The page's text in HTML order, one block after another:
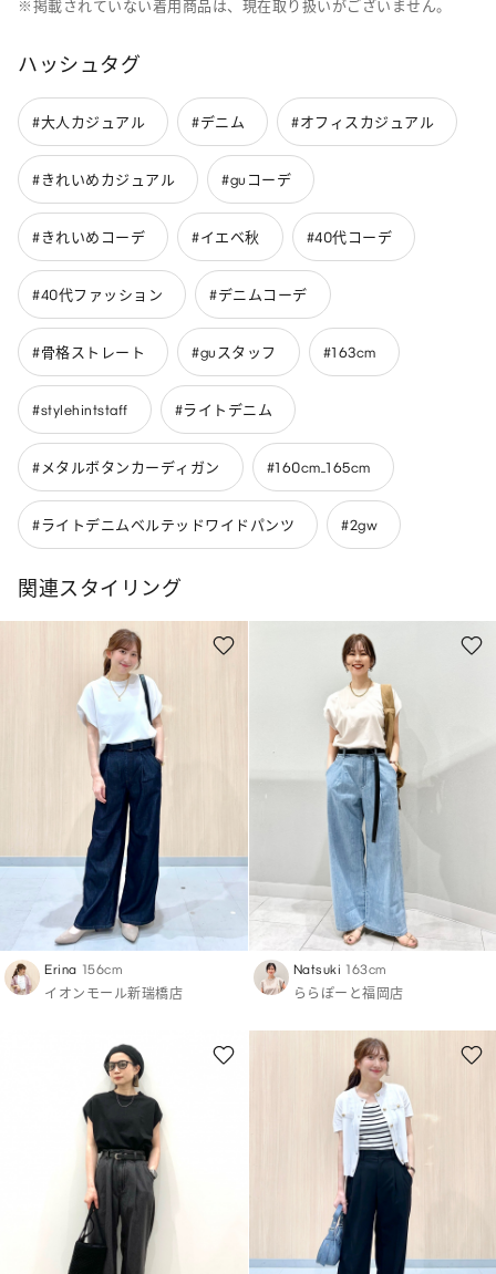
※掲載されていない着用商品は、現在取り扱いがございません。
ハッシュタグ
#大人カジュアル #デニム #オフィスカジュアル
#きれいめカジュアル #guコーデ
#きれいめコーデ #イエベ秋 #40代コーデ
#40代ファッション #デニムコーデ
#骨格ストレート #guスタッフ #163cm
#stylehintstaff #ライトデニム
#メタルボタンカーディガン #160cm_165cm
#ライトデニムベルテッドワイドパンツ #2gw
関連スタイリング
Erina 156cm
イオンモール新瑞橋店
Natsuki 163cm
ららぽーと福岡店